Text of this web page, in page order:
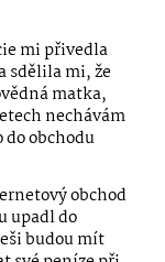
mi přivedla
sdělila mi, že
matka,
nechávám
obchodu
obchod
upadl do
budou mít